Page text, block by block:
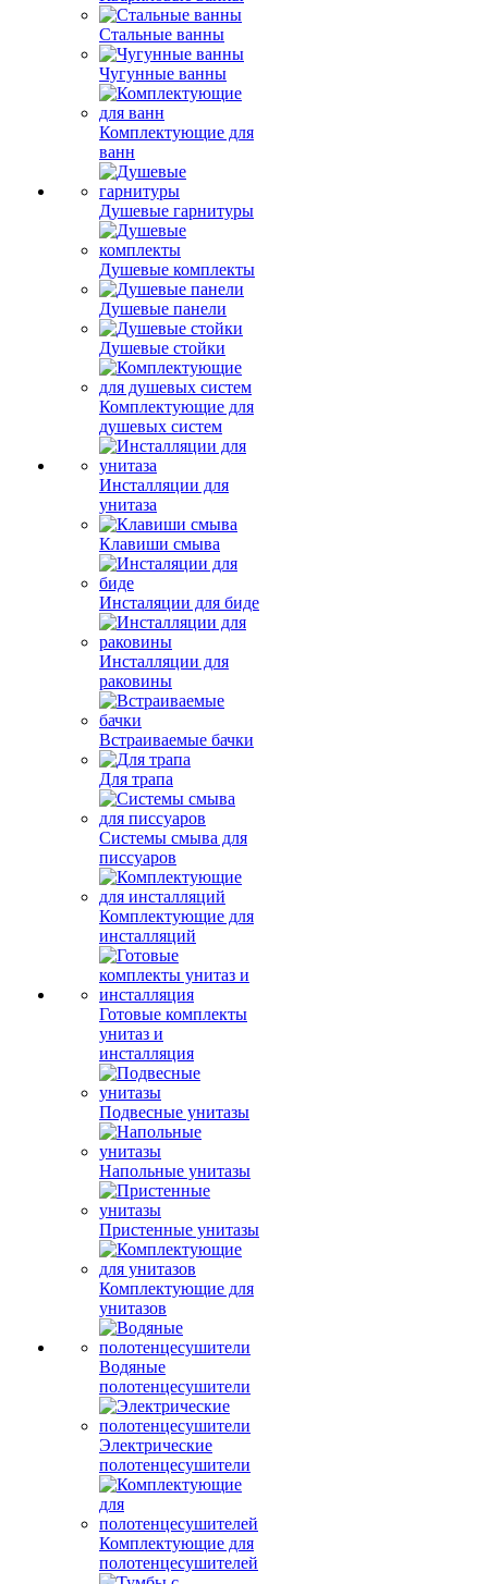
Стальные ванны
Чугунные ванны
Комплектующие для
ванн
Душевые гарнитуры
Душевые комплекты
Душевые панели
Душевые стойки
Комплектующие для
душевых систем
Инсталляции для
унитаза
Клавиши смыва
Инсталяции для биде
Инсталляции для
раковины
Встраиваемые бачки
Для трапа
Системы смыва для
писсуаров
Комплектующие для
инсталляций
Готовые комплекты
унитаз и
инсталляция
Подвесные унитазы
Напольные унитазы
Пристенные унитазы
Комплектующие для
унитазов
Водяные
полотенцесушители
Электрические
полотенцесушители
Комплектующие для
полотенцесушителей